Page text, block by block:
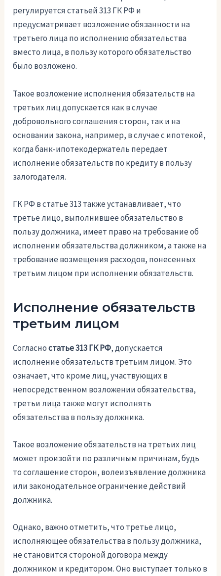
регулируется статьей 313 ГК РФ и
предусматривает возложение обязанности на
третьего лица по исполнению обязательства
вместо лица, в пользу которого обязательство
было возложено.
Такое возложение исполнения обязательств на
третьих лиц допускается как в случае
добровольного соглашения сторон, так и на
основании закона, например, в случае с ипотекой,
когда банк-ипотекодержатель передает
исполнение обязательств по кредиту в пользу
залогодателя.
ГК РФ в статье 313 также устанавливает, что
третье лицо, выполнившее обязательство в
пользу должника, имеет право на требование об
исполнении обязательства должником, а также на
требование возмещения расходов, понесенных
третьим лицом при исполнении обязательств.
Исполнение обязательств
третьим лицом
Согласностатье 313 ГК РФ, допускается
исполнение обязательств третьим лицом. Это
означает, что кроме лиц, участвующих в
непосредственном возложении обязательства,
третьи лица также могут исполнять
обязательства в пользу должника.
Такое возложение обязательств на третьих лиц
может произойти по различным причинам, будь
то соглашение сторон, волеизъявление должника
или законодательное ограничение действий
должника.
Однако, важно отметить, что третье лицо,
исполняющее обязательства в пользу должника,
не становится стороной договора между
должником и кредитором. Оно выступает только в